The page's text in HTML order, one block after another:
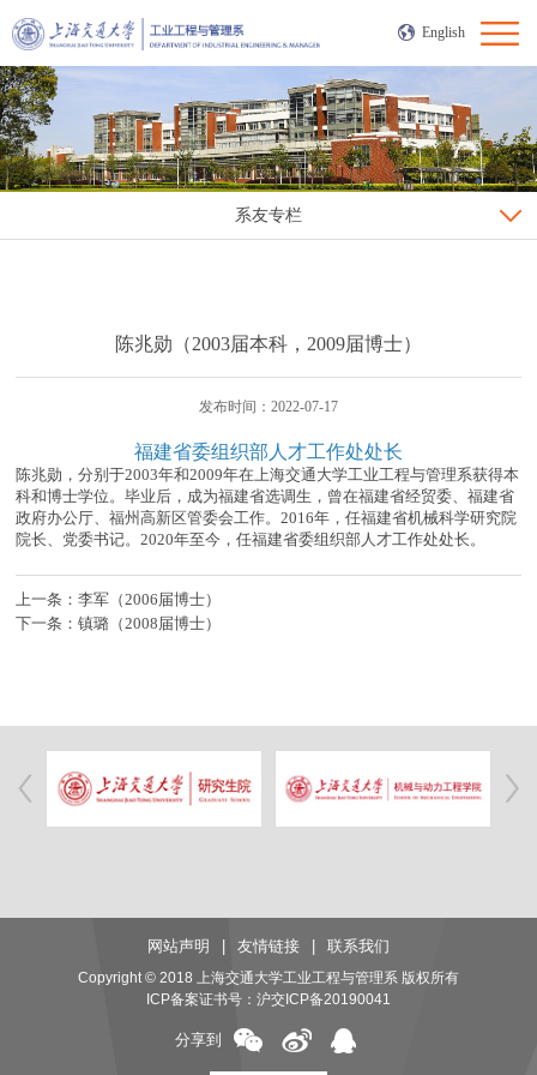
English
系友专栏
陈兆勋（2003届本科，2009届博士）
发布时间：2022-07-17
福建省委组织部人才工作处处长
陈兆勋，分别于2003年和2009年在上海交通大学工业工程与管理系获得本
科和博士学位。毕业后，成为福建省选调生，曾在福建省经贸委、福建省
政府办公厅、福州高新区管委会工作。2016年，任福建省机械科学研究院
院长、党委书记。2020年至今，任福建省委组织部人才工作处处长。
上一条：李军（2006届博士）
下一条：镇璐（2008届博士）
网站声明 | 友情链接 | 联系我们
Copyright © 2018 上海交通大学工业工程与管理系 版权所有
ICP备案证书号： 沪交ICP备20190041
分享到